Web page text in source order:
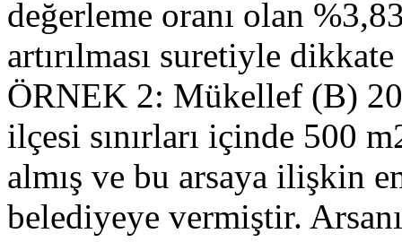
değerleme oranı olan
artırılması suretiyle dikkate
ÖRNEK 2: Mükellef (B)
ilçesi sınırları içinde 500
almış ve bu arsaya
belediyeye vermiştir.